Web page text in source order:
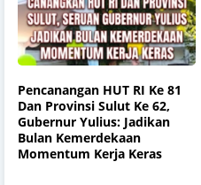
Pencanangan HUT RI Ke 81
Dan Provinsi Sulut Ke 62,
Gubernur Yulius: Jadikan
Bulan Kemerdekaan
Momentum Kerja Keras